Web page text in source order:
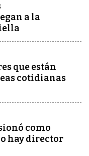
a la
que están
cotidianas
como
hay director